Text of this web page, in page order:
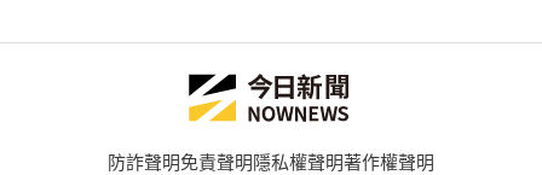
防詐聲明免責聲明隱私權聲明著作權聲明